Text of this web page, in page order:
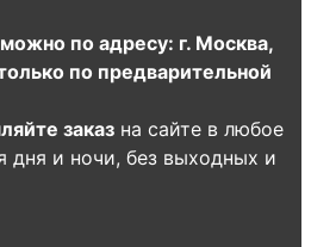
по адресу: г. Москва,
по предварительной
заказ на сайте в любое
дня и ночи, без выходных и